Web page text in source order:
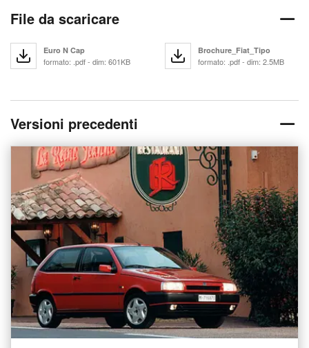
File da scaricare
Euro N Cap
formato: .pdf - dim: 601KB
Brochure_Fiat_Tipo
formato: .pdf - dim: 2.5MB
Versioni precedenti